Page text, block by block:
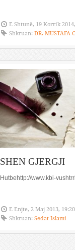
E Shtunë, 19 Korrik
Shkruan: DR. MUSTAFA
SHEN GJERGJI
Hutbehttp://www.kbi-
E Enjte, 2 Maj 2013, 19:20
Shkruan: Sedat Islami